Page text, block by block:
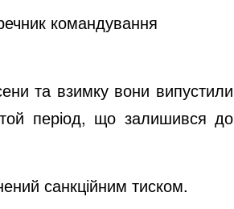
командування
та взимку вони випустили
той період, що залишився до
санкційним тиском.